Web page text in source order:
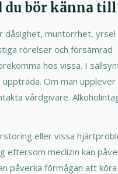
du bör känna till
muntorrhet, yrsel
rörelser och försämrad
hos vissa. I
Om man
vårdgivare.
eller vissa
eftersom meclizin kan
påverka förmågan att